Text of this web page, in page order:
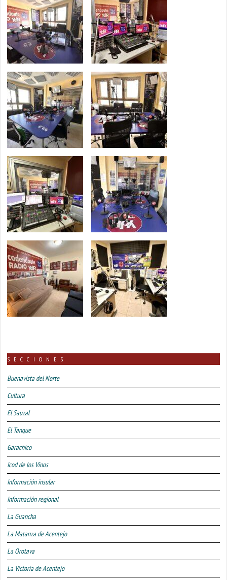
SECCIONES
Buenavista del Norte
Cultura
El Sauzal
El Tanque
Garachico
Icod de los Vinos
Información insular
Información regional
La Guancha
La Matanza de Acentejo
La Orotava
La Victoria de Acentejo